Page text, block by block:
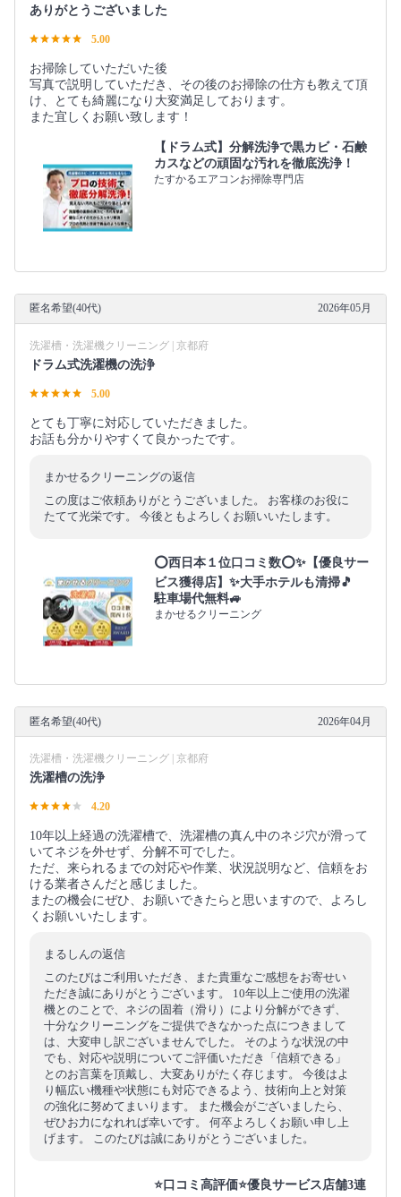
ありがとうございました
5.00
お掃除していただいた後
写真で説明していただき、その後のお掃除の仕方も教えて頂
け、とても綺麗になり大変満足しております。
また宜しくお願い致します！
【ドラム式】分解洗浄で黒カビ・石鹸
カスなどの頑固な汚れを徹底洗浄！
たすかるエアコンお掃除専門店
匿名希望(40代) 2026年05月
洗濯槽・洗濯機クリーニング | 京都府
ドラム式洗濯機の洗浄
5.00
とても丁寧に対応していただきました。
お話も分かりやすくて良かったです。
まかせるクリーニングの返信
この度はご依頼ありがとうございました。 お客様のお役に
たてて光栄です。 今後ともよろしくお願いいたします。
⭕西日本１位口コミ数⭕✨【優良サー
ビス獲得店】✨大手ホテルも清掃🎵
駐車場代無料🚙
まかせるクリーニング
匿名希望(40代) 2026年04月
洗濯槽・洗濯機クリーニング | 京都府
洗濯槽の洗浄
4.20
10年以上経過の洗濯槽で、洗濯槽の真ん中のネジ穴が滑って
いてネジを外せず、分解不可でした。
ただ、来られるまでの対応や作業、状況説明など、信頼をお
ける業者さんだと感じました。
またの機会にぜひ、お願いできたらと思いますので、よろし
くお願いいたします。
まるしんの返信
このたびはご利用いただき、また貴重なご感想をお寄せい
ただき誠にありがとうございます。 10年以上ご使用の洗濯
機とのことで、ネジの固着（滑り）により分解ができず、
十分なクリーニングをご提供できなかった点につきまして
は、大変申し訳ございませんでした。 そのような状況の中
でも、対応や説明についてご評価いただき「信頼できる」
とのお言葉を頂戴し、大変ありがたく存じます。 今後はよ
り幅広い機種や状態にも対応できるよう、技術向上と対策
の強化に努めてまいります。 また機会がございましたら、
ぜひお力になれれば幸いです。 何卒よろしくお願い申し上
げます。 このたびは誠にありがとうございました。
⭐口コミ高評価⭐優良サービス店舗3連